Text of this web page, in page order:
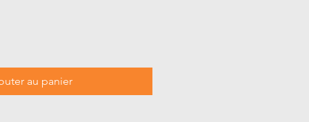
au panier